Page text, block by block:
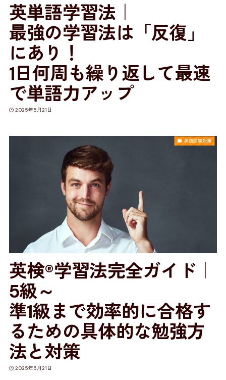
英単語学習法｜
最強の学習法は「反復」
にあり！
1日何周も繰り返して最速
で単語力アップ
2025年5月21日
英語試験対策
英検®学習法完全ガイド｜
5級～
準1級まで効率的に合格す
るための具体的な勉強方
法と対策
2025年5月21日